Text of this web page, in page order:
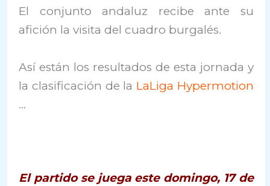
El conjunto andaluz recibe ante su
afición la visita del cuadro burgalés.
Así están los resultados de esta jornada y
la clasificación de la LaLiga Hypermotion
…
El partido se juega este domingo, 17 de